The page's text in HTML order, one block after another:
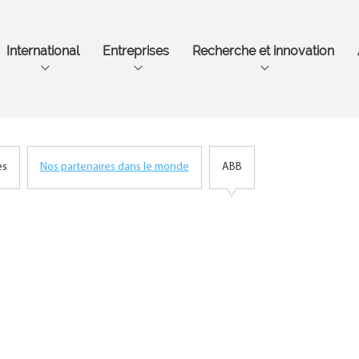
contenu
International Entreprises Recherche et innovation
Nos partenaires dans le monde ABB